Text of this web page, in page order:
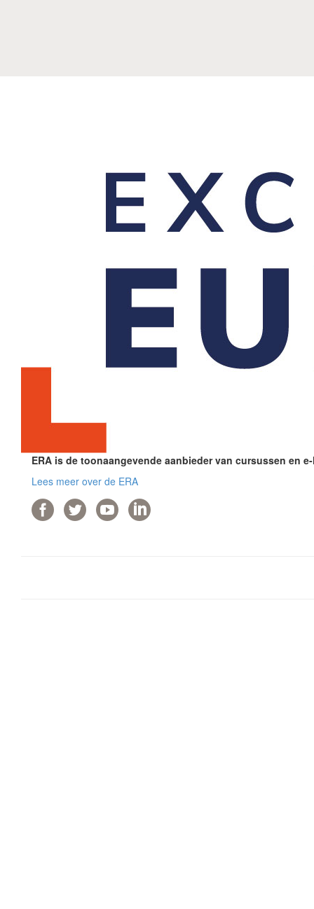
ERA is de toonaangevende aanbieder van cursussen en
Lees meer over de ERA